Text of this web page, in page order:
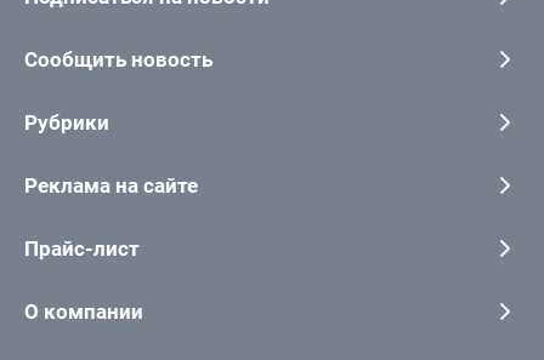
Сообщить новость
Рубрики
Реклама на сайте
Прайс-лист
О компании